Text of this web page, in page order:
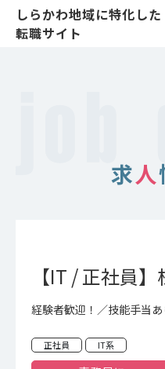
しらかわ地域に特化した
転職サイト
求人
【IT / 正社員
経験者歓迎！／技能手当あ
正社員 IT系